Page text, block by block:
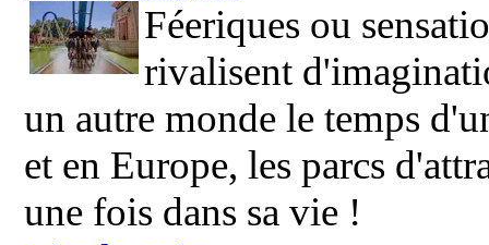
Féeriques ou
rivalisent
un autre monde le temps
et en Europe, les parcs
une fois dans sa vie !